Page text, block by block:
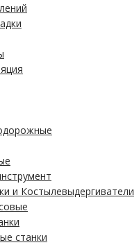
и Костылевыдергиватели
станки